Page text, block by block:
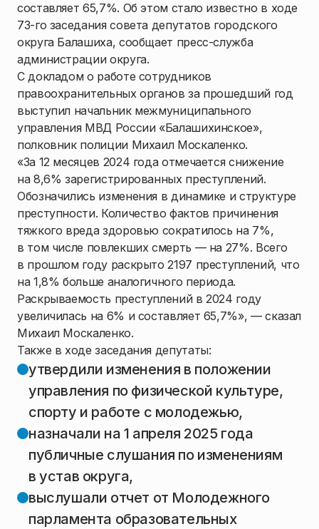
составляет 65,7%. Об этом стало известно в ходе
73-го заседания совета депутатов городского
округа Балашиха, сообщает пресс-служба
администрации округа.
С докладом о работе сотрудников
правоохранительных органов за прошедший год
выступил начальник межмуниципального
управления МВД России «Балашихинское»,
полковник полиции Михаил Москаленко.
«За 12 месяцев 2024 года отмечается снижение
на 8,6% зарегистрированных преступлений.
Обозначились изменения в динамике и структуре
преступности. Количество фактов причинения
тяжкого вреда здоровью сократилось на 7%,
в том числе повлекших смерть — на 27%. Всего
в прошлом году раскрыто 2197 преступлений, что
на 1,8% больше аналогичного периода.
Раскрываемость преступлений в 2024 году
увеличилась на 6% и составляет 65,7%», — сказал
Михаил Москаленко.
Также в ходе заседания депутаты:
утвердили изменения в положении
управления по физической культуре,
спорту и работе с молодежью,
назначали на 1 апреля 2025 года
публичные слушания по изменениям
в устав округа,
выслушали отчет от Молодежного
парламента образовательных